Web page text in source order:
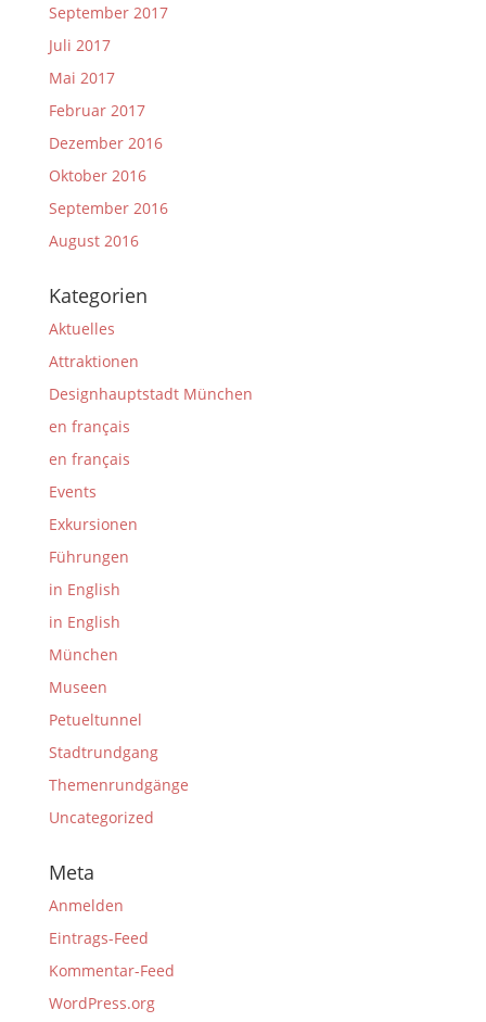
September 2017
Juli 2017
Mai 2017
Februar 2017
Dezember 2016
Oktober 2016
September 2016
August 2016
Kategorien
Aktuelles
Attraktionen
Designhauptstadt München
en français
en français
Events
Exkursionen
Führungen
in English
in English
München
Museen
Petueltunnel
Stadtrundgang
Themenrundgänge
Uncategorized
Meta
Anmelden
Eintrags-Feed
Kommentar-Feed
WordPress.org